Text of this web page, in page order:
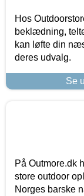
Hos
beklædning,
kan løfte din
deres udvalg.
Se
På Outmore.dk
store outdoor
Norges barske